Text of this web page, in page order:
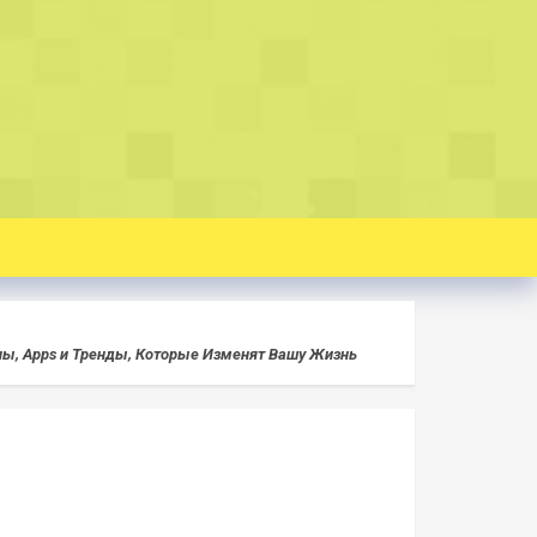
Apps и Тренды, Которые Изменят Вашу Жизнь